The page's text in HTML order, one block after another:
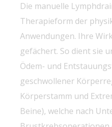
Die manuelle
Therapieform der
Anwendungen. Ihre
gefächert. So dient sie
Ödem- und
geschwollener
Körperstamm und
Beine), welche nach